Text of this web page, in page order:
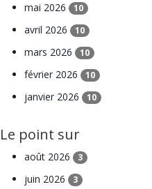
mai 2026 10
avril 2026 10
mars 2026 10
février 2026 10
janvier 2026 10
Le point sur
août 2026 3
juin 2026 3